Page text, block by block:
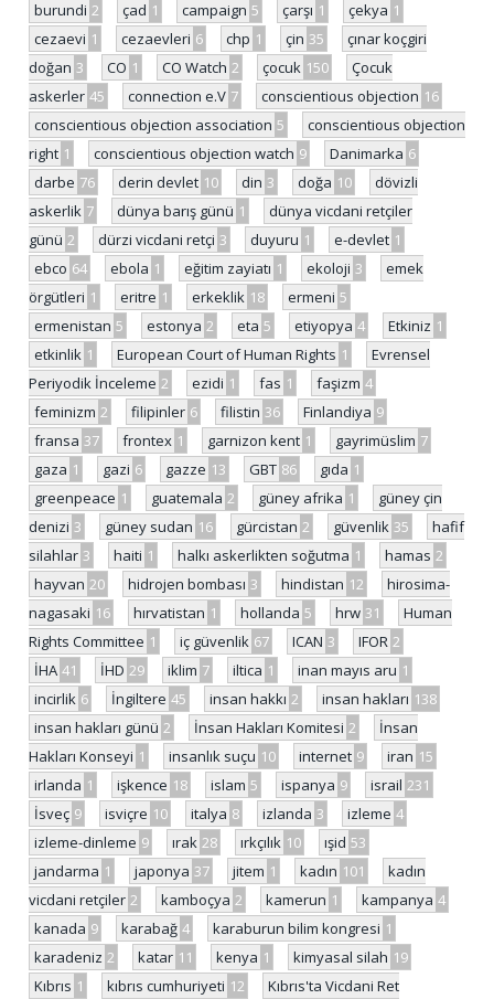
burundi 2 çad 1 campaign 5 çarşı 1 çekya 1
cezaevi 1 cezaevleri 6 chp 1 çin 35
çınar koçgiri
doğan 3 CO 1 CO Watch 2 çocuk 150
Çocuk
askerler 45 connection e.V 7 conscientious objection 16
conscientious objection association 5
conscientious objection
right 1 conscientious objection watch 9 Danimarka 6
darbe 76 derin devlet 10 din 3 doğa 10
dövizli
askerlik 7 dünya barış günü 1
dünya vicdani retçiler
günü 2 dürzi vicdani retçi 3 duyuru 1 e-devlet 1
ebco 64 ebola 1 eğitim zayiatı 1 ekoloji 3
emek
örgütleri 1 eritre 1 erkeklik 18 ermeni 5
ermenistan 5 estonya 2 eta 5 etiyopya 4 Etkiniz 1
etkinlik 1 European Court of Human Rights 1
Evrensel
Periyodik İnceleme 2 ezidi 1 fas 1 faşizm 4
feminizm 2 filipinler 6 filistin 36 Finlandiya 9
fransa 37 frontex 1 garnizon kent 1 gayrimüslim 7
gaza 1 gazi 6 gazze 13 GBT 86 gıda 1
greenpeace 1 guatemala 2 güney afrika 1
güney çin
denizi 3 güney sudan 16 gürcistan 2 güvenlik 35
hafif
silahlar 3 haiti 1 halkı askerlikten soğutma 1 hamas 2
hayvan 20 hidrojen bombası 3 hindistan 12
hirosima-
nagasaki 16 hırvatistan 1 hollanda 5 hrw 31
Human
Rights Committee 1 iç güvenlik 67 ICAN 3 IFOR 2
İHA 41 İHD 29 iklim 7 iltica 1 inan mayıs aru 1
incirlik 6 İngiltere 45 insan hakkı 2 insan hakları 138
insan hakları günü 2 İnsan Hakları Komitesi 2
İnsan
Hakları Konseyi 1 insanlık suçu 10 internet 9 iran 15
irlanda 1 işkence 18 islam 5 ispanya 9 israil 231
İsveç 9 isviçre 10 italya 8 izlanda 3 izleme 4
izleme-dinleme 9 ırak 28 ırkçılık 10 ışid 53
jandarma 1 japonya 37 jitem 1 kadın 101
kadın
vicdani retçiler 2 kamboçya 2 kamerun 1 kampanya 4
kanada 9 karabağ 4 karaburun bilim kongresi 1
karadeniz 2 katar 11 kenya 1 kimyasal silah 19
Kıbrıs 1 kıbrıs cumhuriyeti 12
Kıbrıs'ta Vicdani Ret